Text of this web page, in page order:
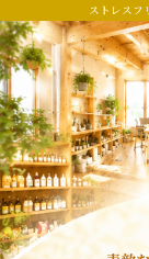
ストレスフ